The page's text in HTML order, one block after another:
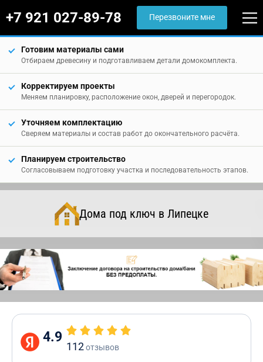
+7 921 027-89-78 Перезвоните мне
Готовим материалы сами
Отбираем древесину и подготавливаем детали домокомплекта.
Корректируем проекты
Меняем планировку, расположение окон, дверей и перегородок.
Уточняем комплектацию
Сверяем материалы и состав работ до окончательного расчёта.
Планируем строительство
Согласовываем подготовку участка и последовательность этапов.
Дома под ключ в Липецке
4.9
112отзывов